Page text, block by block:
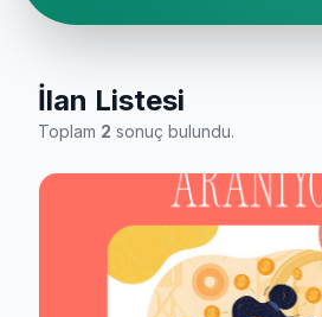
İlan Listesi
Toplam 2 sonuç bulundu.